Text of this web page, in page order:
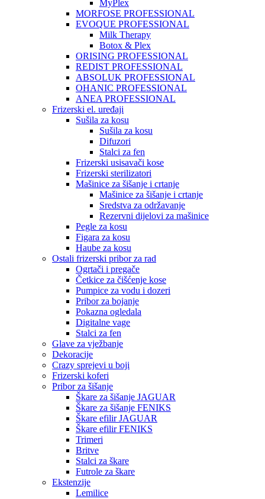
MyPlex
MORFOSE PROFESSIONAL
EVOQUE PROFESSIONAL
Milk Therapy
Botox & Plex
ORISING PROFESSIONAL
REDIST PROFESSIONAL
ABSOLUK PROFESSIONAL
OHANIC PROFESSIONAL
ANEA PROFESSIONAL
Frizerski el. uređaji
Sušila za kosu
Sušila za kosu
Difuzori
Stalci za fen
Frizerski usisavači kose
Frizerski sterilizatori
Mašinice za šišanje i crtanje
Mašinice za šišanje i crtanje
Sredstva za održavanje
Rezervni dijelovi za mašinice
Pegle za kosu
Figara za kosu
Haube za kosu
Ostali frizerski pribor za rad
Ogrtači i pregače
Četkice za čišćenje kose
Pumpice za vodu i dozeri
Pribor za bojanje
Pokazna ogledala
Digitalne vage
Stalci za fen
Glave za vježbanje
Dekoracije
Crazy sprejevi u boji
Frizerski koferi
Pribor za šišanje
Škare za šišanje JAGUAR
Škare za šišanje FENIKS
Škare efilir JAGUAR
Škare efilir FENIKS
Trimeri
Britve
Stalci za škare
Futrole za škare
Ekstenzije
Lemilice